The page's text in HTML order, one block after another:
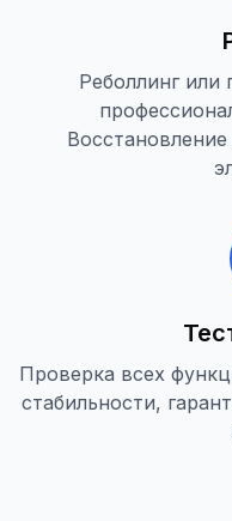
Реболлинг или
Проверка всех
стабильности,